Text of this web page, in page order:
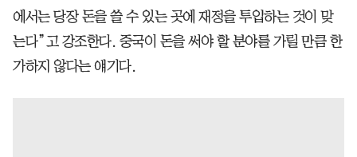
에서는 당장 돈을 쓸 수 있는 곳에 재정을 투입하는 것이 맞
는다”고 강조한다. 중국이 돈을 써야 할 분야를 가릴 만큼 한
가하지 않다는 얘기다.